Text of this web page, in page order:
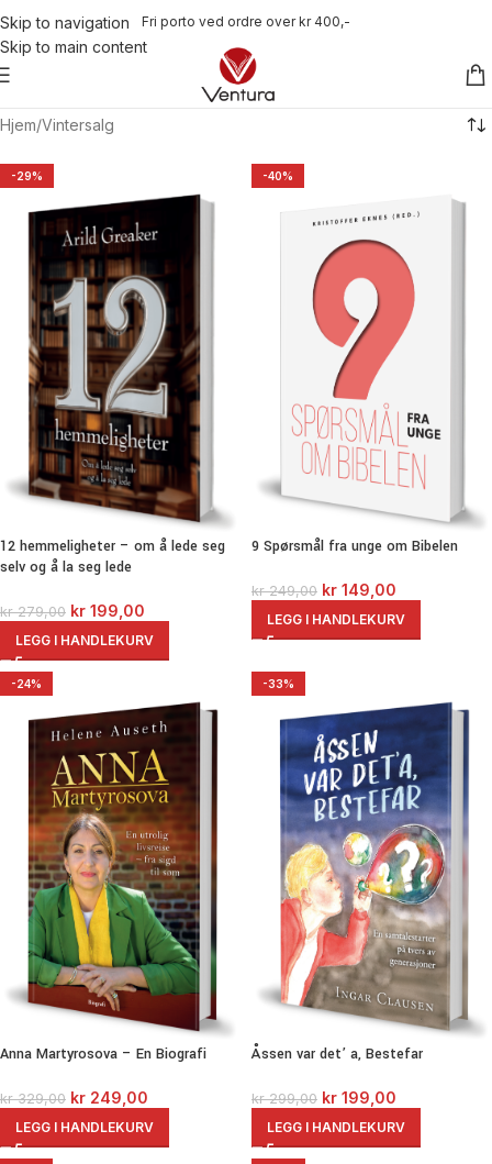
Skip to navigation
Skip to main content
Fri porto ved ordre over kr 400,-
Hjem Vintersalg
-29%
12 hemmeligheter – om å lede seg
selv og å la seg lede
kr279,00 kr 199,00
LEGG I HANDLEKURV
-40%
9 Spørsmål fra unge om Bibelen
kr249,00 kr 149,00
LEGG I HANDLEKURV
-24%
Anna Martyrosova – En Biografi
kr329,00 kr 249,00
LEGG I HANDLEKURV
-33%
Åssen var det’ a, Bestefar
kr299,00 kr 199,00
LEGG I HANDLEKURV